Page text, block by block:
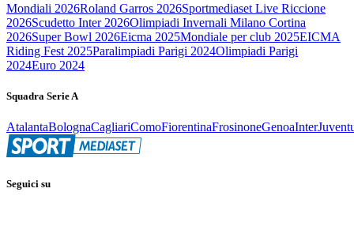
Mondiali 2026Roland Garros 2026Sportmediaset Live Riccione
2026Scudetto Inter 2026Olimpiadi Invernali Milano Cortina
2026Super Bowl 2026Eicma 2025Mondiale per club 2025EICMA
Riding Fest 2025Paralimpiadi Parigi 2024Olimpiadi Parigi
2024Euro 2024
Squadra Serie A
AtalantaBolognaCagliariComoFiorentinaFrosinoneGenoaInter
Seguici su